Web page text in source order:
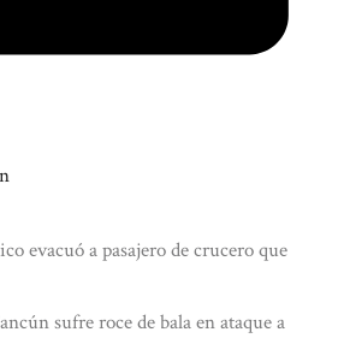
evacuó a pasajero de crucero que
sufre roce de bala en ataque a